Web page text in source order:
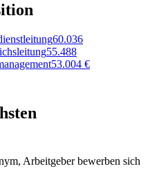
60.036
55.488
53.004 €
Arbeitgeber bewerben sich